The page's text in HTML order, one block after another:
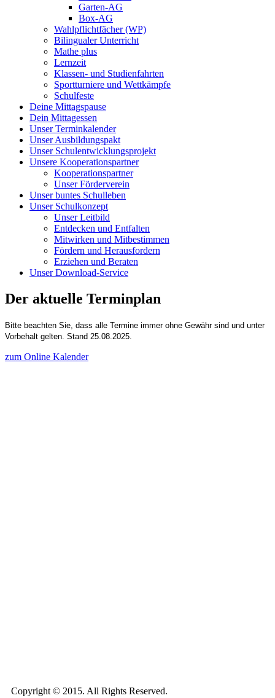
Garten-AG
Box-AG
Wahlpflichtfächer (WP)
Bilingualer Unterricht
Mathe plus
Lernzeit
Klassen- und Studienfahrten
Sportturniere und Wettkämpfe
Schulfeste
Deine Mittagspause
Dein Mittagessen
Unser Terminkalender
Unser Ausbildungspakt
Unser Schulentwicklungsprojekt
Unsere Kooperationspartner
Kooperationspartner
Unser Förderverein
Unser buntes Schulleben
Unser Schulkonzept
Unser Leitbild
Entdecken und Entfalten
Mitwirken und Mitbestimmen
Fördern und Herausfordern
Erziehen und Beraten
Unser Download-Service
Der aktuelle Terminplan
Bitte beachten Sie, dass alle Termine immer ohne Gewähr sind und unter
Vorbehalt gelten. Stand 25.08.2025.
zum Online Kalender
Copyright © 2015. All Rights Reserved.